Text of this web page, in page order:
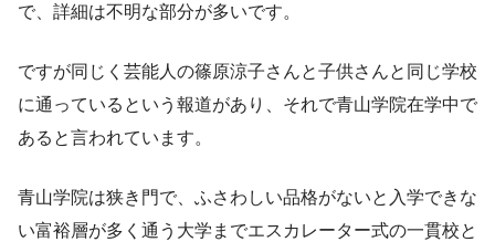
で、詳細は不明な部分が多いです。
ですが同じく芸能人の篠原涼子さんと子供さんと同じ学校
に通っているという報道があり、それで青山学院在学中で
あると言われています。
青山学院は狭き門で、ふさわしい品格がないと入学できな
い富裕層が多く通う大学までエスカレーター式の一貫校と